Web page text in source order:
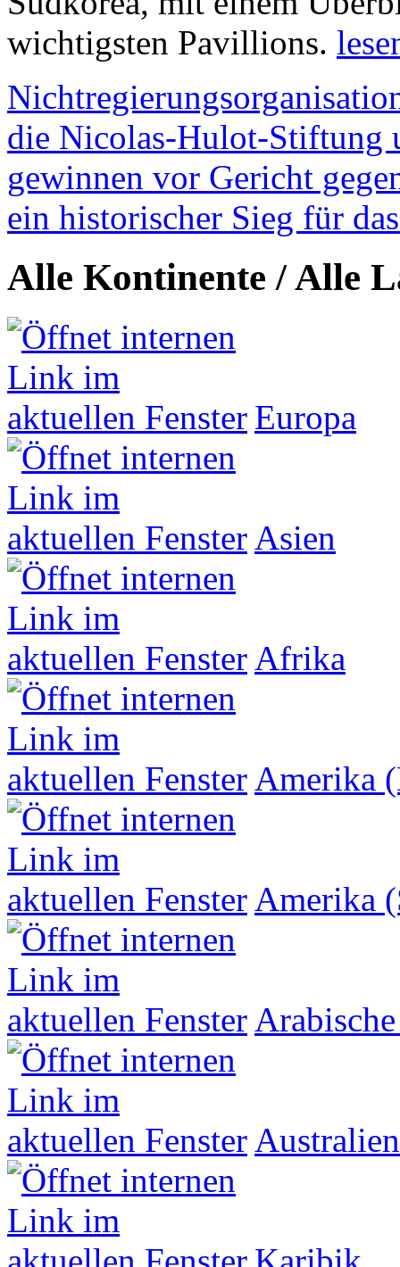
wichtigsten Pavillions.
die Nicolas-Hulot-Stiftung
gewinnen vor Gericht
ein historischer Sieg für
Alle Kontinente / Alle
Europa
Asien
Afrika
Amerika
Amerika
Australien